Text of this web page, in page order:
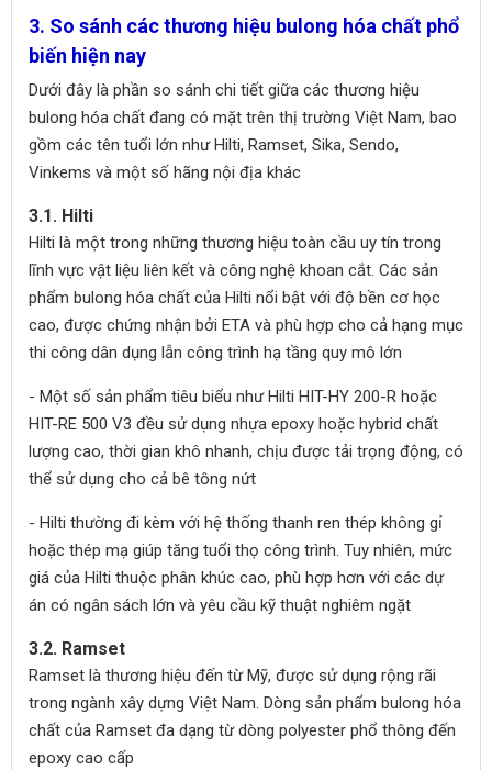
3. So sánh các thương hiệu bulong hóa chất phổ
biến hiện nay
Dưới đây là phần so sánh chi tiết giữa các thương hiệu
bulong hóa chất đang có mặt trên thị trường Việt Nam, bao
gồm các tên tuổi lớn như Hilti, Ramset, Sika, Sendo,
Vinkems và một số hãng nội địa khác
3.1. Hilti
Hilti là một trong những thương hiệu toàn cầu uy tín trong
lĩnh vực vật liệu liên kết và công nghệ khoan cắt. Các sản
phẩm bulong hóa chất của Hilti nổi bật với độ bền cơ học
cao, được chứng nhận bởi ETA và phù hợp cho cả hạng mục
thi công dân dụng lẫn công trình hạ tầng quy mô lớn
- Một số sản phẩm tiêu biểu như Hilti HIT-HY 200-R hoặc
HIT-RE 500 V3 đều sử dụng nhựa epoxy hoặc hybrid chất
lượng cao, thời gian khô nhanh, chịu được tải trọng động, có
thể sử dụng cho cả bê tông nứt
- Hilti thường đi kèm với hệ thống thanh ren thép không gỉ
hoặc thép mạ giúp tăng tuổi thọ công trình. Tuy nhiên, mức
giá của Hilti thuộc phân khúc cao, phù hợp hơn với các dự
án có ngân sách lớn và yêu cầu kỹ thuật nghiêm ngặt
3.2. Ramset
Ramset là thương hiệu đến từ Mỹ, được sử dụng rộng rãi
trong ngành xây dựng Việt Nam. Dòng sản phẩm bulong hóa
chất của Ramset đa dạng từ dòng polyester phổ thông đến
epoxy cao cấp